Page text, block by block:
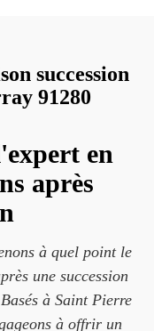
succession
91280
en
après
à quel point le
une succession
à Saint Pierre
à offrir un